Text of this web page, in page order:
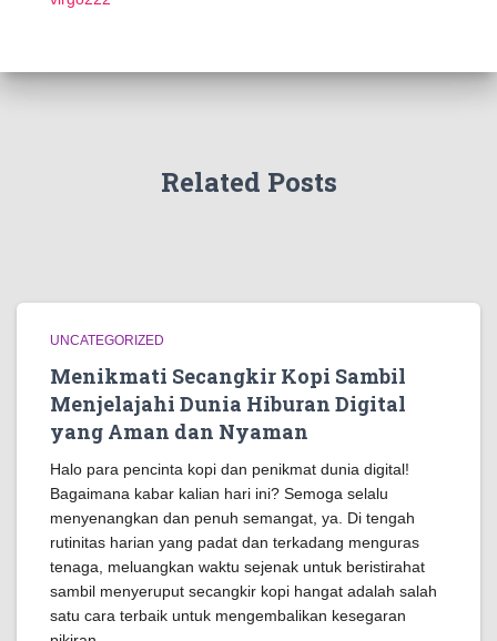
Related Posts
UNCATEGORIZED
Menikmati Secangkir Kopi Sambil
Menjelajahi Dunia Hiburan Digital
yang Aman dan Nyaman
Halo para pencinta kopi dan penikmat dunia digital!
Bagaimana kabar kalian hari ini? Semoga selalu
menyenangkan dan penuh semangat, ya. Di tengah
rutinitas harian yang padat dan terkadang menguras
tenaga, meluangkan waktu sejenak untuk beristirahat
sambil menyeruput secangkir kopi hangat adalah salah
satu cara terbaik untuk mengembalikan kesegaran